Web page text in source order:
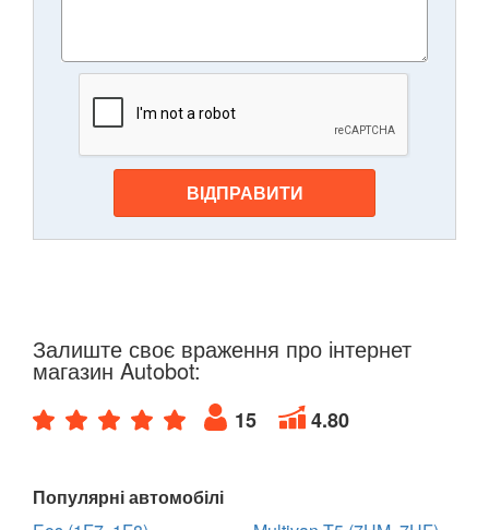
ВІДПРАВИТИ
Залиште своє враження про інтернет
магазин Autobot:
15 4.80
Популярні автомобілі